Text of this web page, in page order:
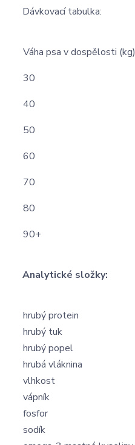
Dávkovací tabulka:
Váha psa v dospělosti (kg)
30
40
50
60
70
80
90+
Analytické složky:
hrubý protein
hrubý tuk
hrubý popel
hrubá vláknina
vlhkost
vápník
fosfor
sodík